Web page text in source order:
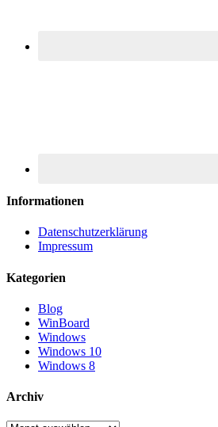
Informationen
Datenschutzerklärung
Impressum
Kategorien
Blog
WinBoard
Windows
Windows 10
Windows 8
Archiv